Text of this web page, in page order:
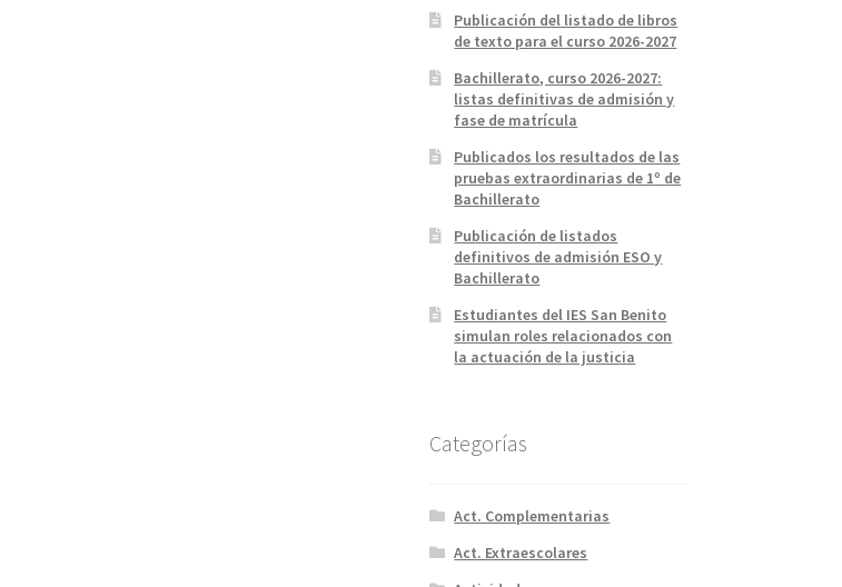
Publicación del listado de libros
de texto para el curso 2026-2027
Bachillerato, curso 2026-2027:
listas definitivas de admisión y
fase de matrícula
Publicados los resultados de las
pruebas extraordinarias de 1º de
Bachillerato
Publicación de listados
definitivos de admisión ESO y
Bachillerato
Estudiantes del IES San Benito
simulan roles relacionados con
la actuación de la justicia
Categorías
Act. Complementarias
Act. Extraescolares